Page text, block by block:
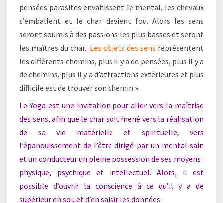
pensées parasites envahissent le mental, les chevaux
s’emballent et le char devient fou. Alors les sens
seront soumis à des passions les plus basses et seront
les maîtres du char. Les objets des sens représentent
les différents chemins, plus il y a de pensées, plus il y a
de chemins, plus il y a d’attractions extérieures et plus
difficile est de trouver son chemin ».
Le Yoga est une invitation pour aller vers la maîtrise
des sens, afin que le char soit mené vers la réalisation
de sa vie matérielle et spirituelle, vers
l’épanouissement de l’être dirigé par un mental sain
et un conducteur un pleine possession de ses moyens :
physique, psychique et intellectuel. Alors, il est
possible d’ouvrir la conscience à ce qu’il y a de
supérieur en soi, et d’en saisir les données.